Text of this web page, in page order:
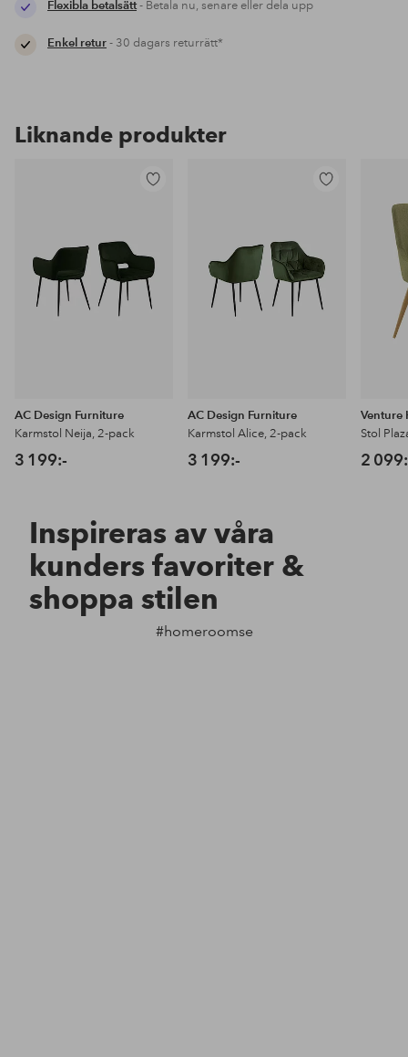
Flexibla betalsätt- Betala nu, senare eller dela upp
Enkel retur- 30 dagars returrätt*
Liknande produkter
AC Design Furniture
Karmstol Neija, 2-pack
3 199:-
AC Design Furniture
Karmstol Alice, 2-pack
3 199:-
Venture
Stol
2
Inspireras av våra
kunders favoriter &
shoppa stilen
#homeroomse